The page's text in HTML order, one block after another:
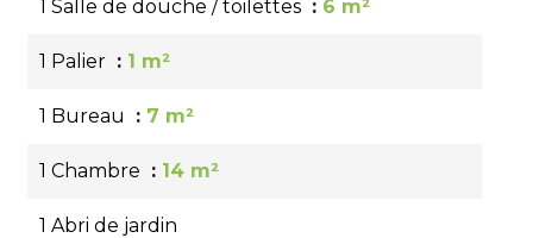
1 Salle de douche / toilettes 6 m²
1 Palier 1 m²
1 Bureau 7 m²
1 Chambre 14 m²
1 Abri de jardin